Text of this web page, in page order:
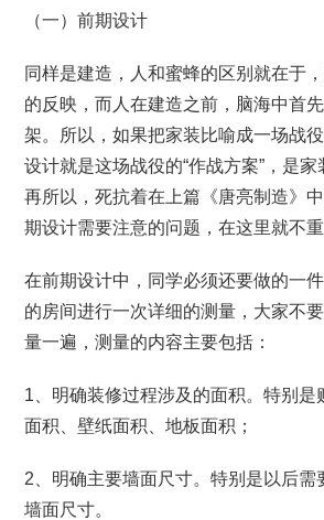
（一）前期设计
同样是建造，人和蜜蜂的区别就在于
的反映，而人在建造之前，脑海中首
架。所以，如果把家装比喻成一场战
设计就是这场战役的“作战方案”，是家
再所以，死抗着在上篇《唐亮制造》
期设计需要注意的问题，在这里就不重
在前期设计中，同学必须还要做的一
的房间进行一次详细的测量，大家不
量一遍，测量的内容主要包括：
1、明确装修过程涉及的面积。特别是
面积、壁纸面积、地板面积；
2、明确主要墙面尺寸。特别是以后需
墙面尺寸。